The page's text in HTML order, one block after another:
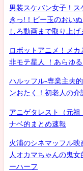
男装スケバン女子！ス
きっ!！ビー玉のおい
しろ動画まで取り上げ
ロボットアニメ！メカ
非モテ星人 ！あらゆ
ハルッフル-専業主夫
ンおたく！初老人の
アニゲタレスト（元
ナベ的まとめ速報
火浦のシネマッフル
人オカマちゃんの鬼
ーハーフ